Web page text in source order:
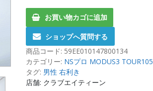
お買い物カゴに追加
ショップへ質問する
商品コード: 59EE010147800134
カテゴリー: NSプロ MODUS3 TOUR105
タグ: 男性 右利き
店舗: クラブエイティーン